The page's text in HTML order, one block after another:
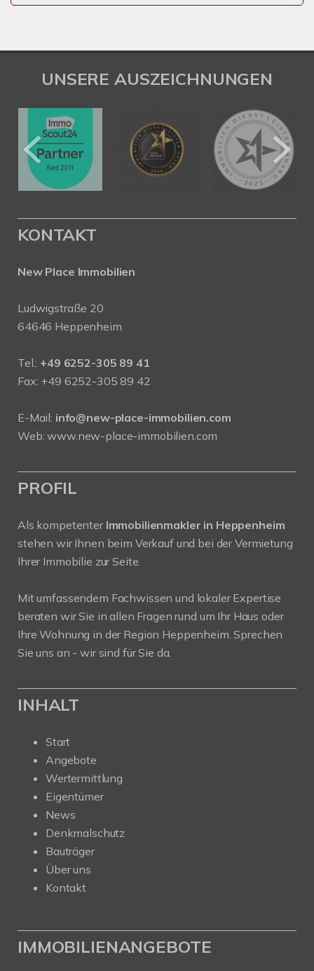
UNSERE AUSZEICHNUNGEN
KONTAKT
New Place Immobilien
Ludwigstraße 20
64646 Heppenheim
Tel.: +49 6252-305 89 41
Fax: +49 6252-305 89 42
E-Mail: info@new-place-immobilien.com
Web:www.new-place-immobilien.com
PROFIL
Als kompetenter Immobilienmakler in Heppenheim
stehen wir Ihnen beim Verkauf und bei der Vermietung
Ihrer Immobilie zur Seite.
Mit umfassendem Fachwissen und lokaler Expertise
beraten wir Sie in allen Fragen rund um Ihr Haus oder
Ihre Wohnung in der Region Heppenheim. Sprechen
Sie uns an - wir sind für Sie da.
INHALT
Start
Angebote
Wertermittlung
Eigentümer
News
Denkmalschutz
Bauträger
Über uns
Kontakt
IMMOBILIENANGEBOTE